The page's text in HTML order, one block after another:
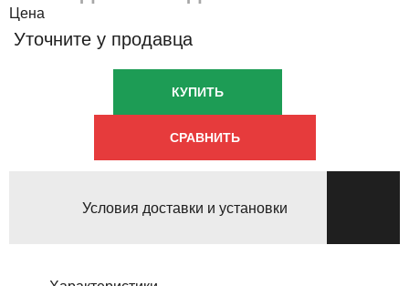
Цена
Уточните у продавца
КУПИТЬ
СРАВНИТЬ
Условия доставки и установки